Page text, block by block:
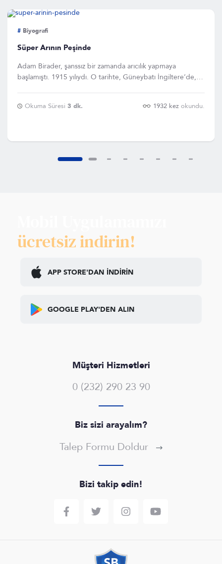
# Biyografi
Süper Arının Peşinde
Adam Birader, şanssız bir zamanda arıcılık yapmaya
başlamıştı. 1915 yılıydı. O tarihte, Güneybatı İngiltere’de,
Okuma Süresi 3 dk. 1932 kez okundu.
ücretsiz indirin!
APP STORE'DAN İNDİRİN
GOOGLE PLAY'DEN ALIN
Müşteri Hizmetleri
0 (232) 290 23 90
Biz sizi arayalım?
Talep Formu Doldur
Bizi takip edin!